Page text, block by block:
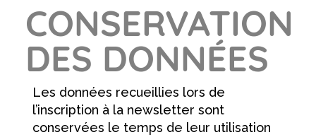
CONSERVATION
DES DONNÉES
Les données recueillies lors de
l’inscription à la newsletter sont
conservées le temps de leur utilisation